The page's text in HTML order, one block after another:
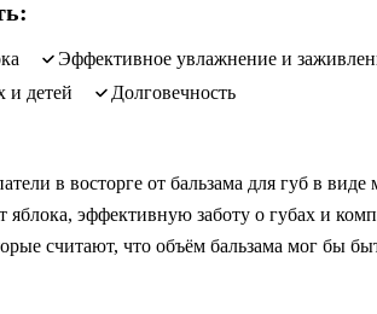
эффективное увлажнение и
и детей
долговечность
в восторге от бальзама для губ в
яблока, эффективную заботу о губах и
считают, что объём бальзама мог бы